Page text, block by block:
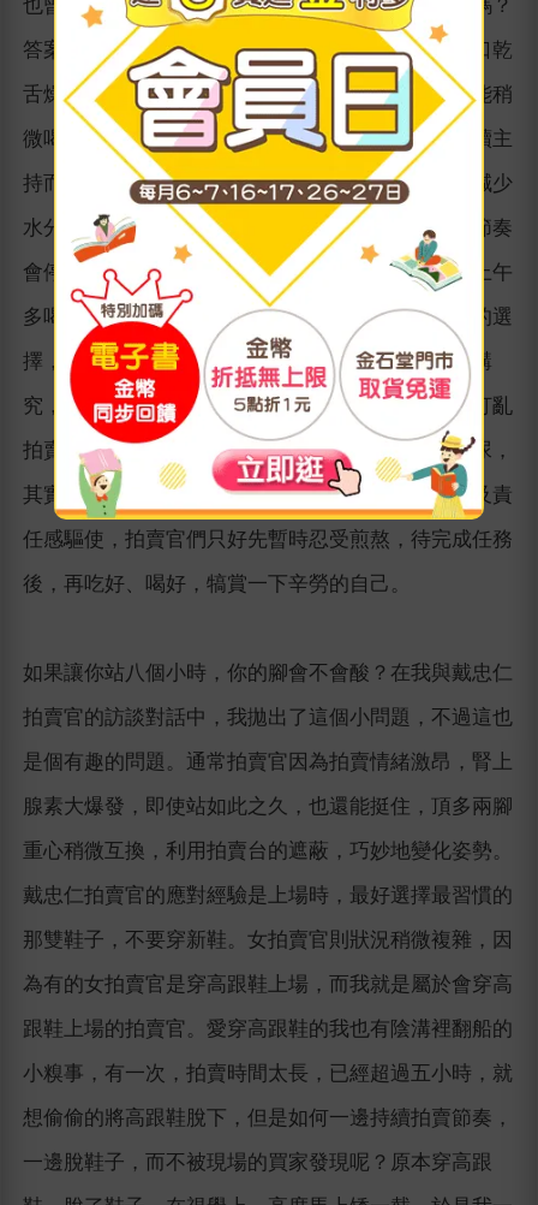
也曾經有人好奇地問我，拍賣官在拍賣時可以喝水嗎？
答案是「當然可以！」雖然全程不停地說話，容易口乾
舌燥，但真實狀況是我會儘量少喝，即便口渴也只能稍
微喝一點水潤喉。現在的我，已經能堅持五小時持續主
持而不用喝水，一來是為了防範中途尿急，拍賣官減少
水分攝取是必要的節制，二來是擔心喝水時，拍賣節奏
會停頓。通常我的主持時間安排在下午，我會先在上午
多喝水，下午我就儘量少喝，純粹的白開水是最好的選
擇，也有的拍賣官會泡西洋蔘來補氣，我則沒那麼講
究，但會避免喝茶及咖啡等利尿的飲品，以免臨時打亂
拍賣節奏。拍賣官講話講多了，水又喝少、又得憋尿，
其實很傷身、很耗元氣的，但面對拍賣公司的付託及責
任感驅使，拍賣官們只好先暫時忍受煎熬，待完成任務
後，再吃好、喝好，犒賞一下辛勞的自己。
如果讓你站八個小時，你的腳會不會酸？在我與戴忠仁
拍賣官的訪談對話中，我拋出了這個小問題，不過這也
是個有趣的問題。通常拍賣官因為拍賣情緒激昂，腎上
腺素大爆發，即使站如此之久，也還能挺住，頂多兩腳
重心稍微互換，利用拍賣台的遮蔽，巧妙地變化姿勢。
戴忠仁拍賣官的應對經驗是上場時，最好選擇最習慣的
那雙鞋子，不要穿新鞋。女拍賣官則狀況稍微複雜，因
為有的女拍賣官是穿高跟鞋上場，而我就是屬於會穿高
跟鞋上場的拍賣官。愛穿高跟鞋的我也有陰溝裡翻船的
小糗事，有一次，拍賣時間太長，已經超過五小時，就
想偷偷的將高跟鞋脫下，但是如何一邊持續拍賣節奏，
一邊脫鞋子，而不被現場的買家發現呢？原本穿高跟